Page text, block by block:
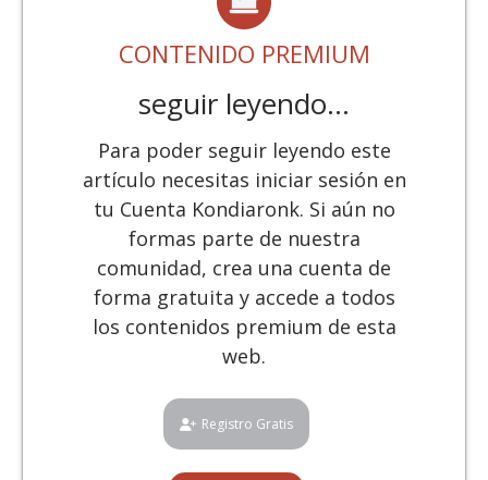
CONTENIDO PREMIUM
seguir leyendo...
Para poder seguir leyendo este
artículo necesitas iniciar sesión en
tu Cuenta Kondiaronk. Si aún no
formas parte de nuestra
comunidad, crea una cuenta de
forma gratuita y accede a todos
los contenidos premium de esta
web.
Registro Gratis